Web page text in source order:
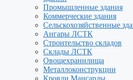
Промышленные здания
Коммерческие здания
Сельскохозяйственные
Ангары ЛСТК
Строительство складов
Склады ЛСТК
Овощехранилища
Металлоконструкции
Кровли Мансарды